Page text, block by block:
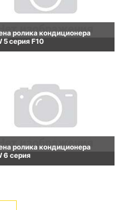
ролика кондиционера
5 серия F10
ролика кондиционера
6 серия